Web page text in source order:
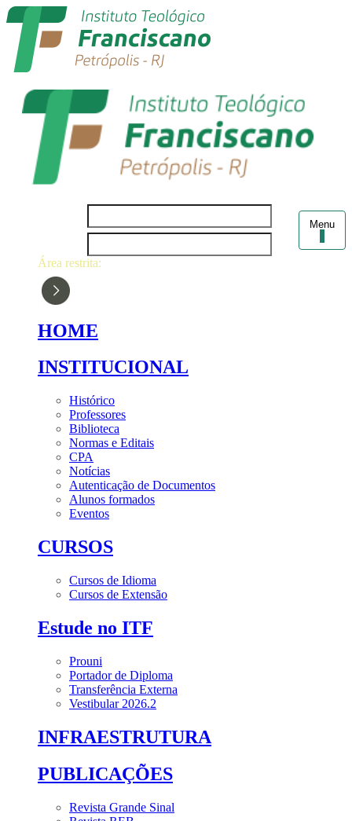
Menu
Área restrita:
HOME
INSTITUCIONAL
Histórico
Professores
Biblioteca
Normas e Editais
CPA
Notícias
Autenticação de Documentos
Alunos formados
Eventos
CURSOS
Cursos de Idioma
Cursos de Extensão
Estude no ITF
Prouni
Portador de Diploma
Transferência Externa
Vestibular 2026.2
INFRAESTRUTURA
PUBLICAÇÕES
Revista Grande Sinal